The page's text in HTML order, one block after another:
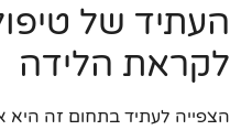
העתיד של
לקראת הלידה
הצפייה לעתיד בתחום זה